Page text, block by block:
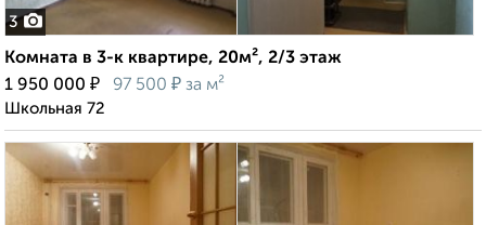
3
Комната в 3-к квартире, 20м², 2/3 этаж
1 950 000 ₽ 97 500 ₽ за м²
Школьная 72